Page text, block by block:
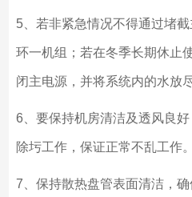
5、若非紧急情况不得通过堵
环一机组；若在冬季长期休止
闭主电源，并将系统内的水放尽
6、要保持机房清洁及透风良
除圬工作，保证正常不乱工作。
7、保持散热盘管表面清洁，